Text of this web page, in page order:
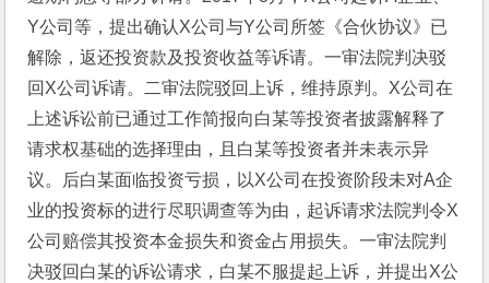
Y公司等，提出确认X公司与Y公司所签《合伙协议》已
解除，返还投资款及投资收益等诉请。一审法院判决驳
回X公司诉请。二审法院驳回上诉，维持原判。X公司在
上述诉讼前已通过工作简报向白某等投资者披露解释了
请求权基础的选择理由，且白某等投资者并未表示异
议。后白某面临投资亏损，以X公司在投资阶段未对A企
业的投资标的进行尽职调查等为由，起诉请求法院判令X
公司赔偿其投资本金损失和资金占用损失。一审法院判
决驳回白某的诉讼请求，白某不服提起上诉，并提出X公